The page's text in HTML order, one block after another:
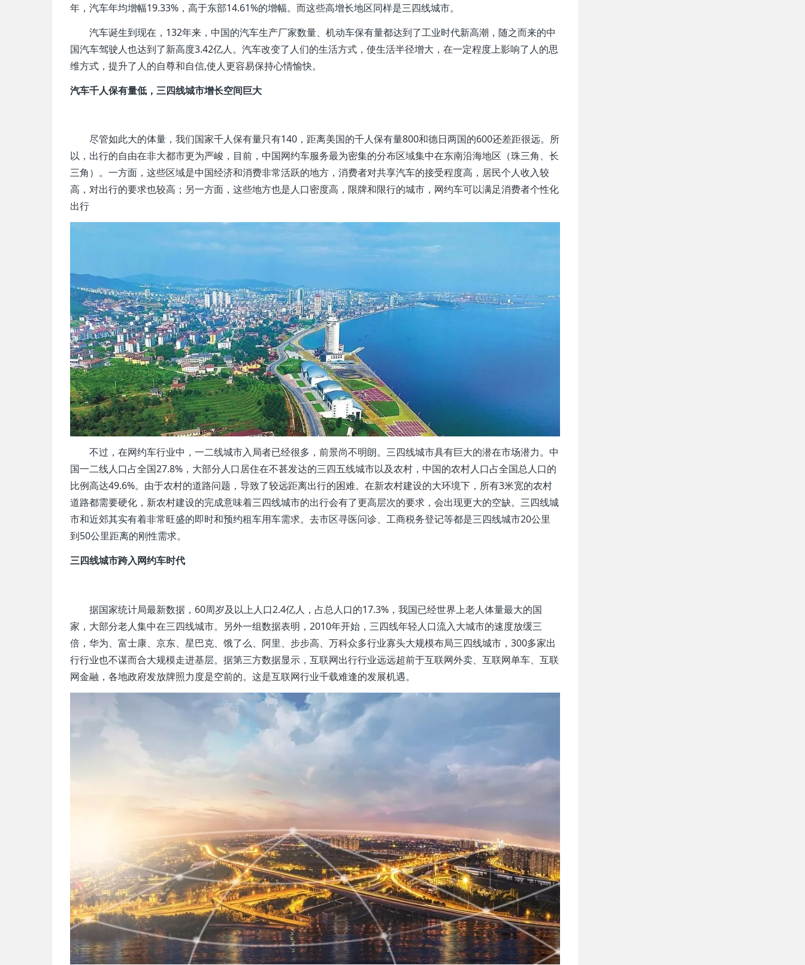
年，汽车年均增幅19.33%，高于东部14.61%的增幅。而这些高增长地区同样是三四线城市。
汽车诞生到现在，132年来，中国的汽车生产厂家数量、机动车保有量都达到了工业时代新高潮，随之而来的中
国汽车驾驶人也达到了新高度3.42亿人。汽车改变了人们的生活方式，使生活半径增大，在一定程度上影响了人的思
维方式，提升了人的自尊和自信,使人更容易保持心情愉快。
汽车千人保有量低，三四线城市增长空间巨大
尽管如此大的体量，我们国家千人保有量只有140，距离美国的千人保有量800和德日两国的600还差距很远。所
以，出行的自由在非大都市更为严峻，目前，中国网约车服务最为密集的分布区域集中在东南沿海地区（珠三角、长
三角）。一方面，这些区域是中国经济和消费非常活跃的地方，消费者对共享汽车的接受程度高，居民个人收入较
高，对出行的要求也较高；另一方面，这些地方也是人口密度高，限牌和限行的城市，网约车可以满足消费者个性化
出行
不过，在网约车行业中，一二线城市入局者已经很多，前景尚不明朗。三四线城市具有巨大的潜在市场潜力。中
国一二线人口占全国27.8%，大部分人口居住在不甚发达的三四五线城市以及农村，中国的农村人口占全国总人口的
比例高达49.6%。由于农村的道路问题，导致了较远距离出行的困难。在新农村建设的大环境下，所有3米宽的农村
道路都需要硬化，新农村建设的完成意味着三四线城市的出行会有了更高层次的要求，会出现更大的空缺。三四线城
市和近郊其实有着非常旺盛的即时和预约租车用车需求。去市区寻医问诊、工商税务登记等都是三四线城市20公里
到50公里距离的刚性需求。
三四线城市跨入网约车时代
据国家统计局最新数据，60周岁及以上人口2.4亿人，占总人口的17.3%，我国已经世界上老人体量最大的国
家，大部分老人集中在三四线城市。另外一组数据表明，2010年开始，三四线年轻人口流入大城市的速度放缓三
倍，华为、富士康、京东、星巴克、饿了么、阿里、步步高、万科众多行业寡头大规模布局三四线城市，300多家出
行行业也不谋而合大规模走进基层。据第三方数据显示，互联网出行行业远远超前于互联网外卖、互联网单车、互联
网金融，各地政府发放牌照力度是空前的。这是互联网行业千载难逢的发展机遇。